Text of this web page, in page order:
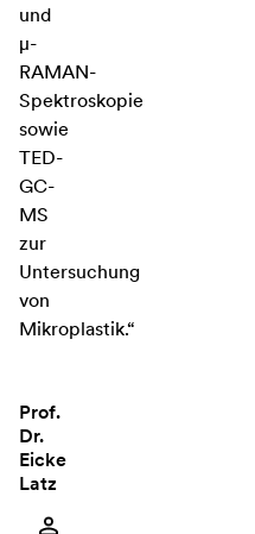
und
µ-
RAMAN-
Spektroskopie
sowie
TED-
GC-
MS
zur
Untersuchung
von
Mikroplastik.“
Prof.
Dr.
Eicke
Latz